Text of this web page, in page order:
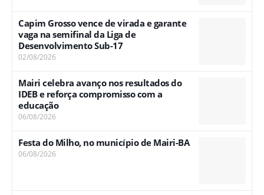
Capim Grosso vence de virada e garante
vaga na semifinal da Liga de
Desenvolvimento Sub-17
02/08/2026
Mairi celebra avanço nos resultados do
IDEB e reforça compromisso com a
educação
06/08/2026
Festa do Milho, no município de Mairi-BA
06/08/2026